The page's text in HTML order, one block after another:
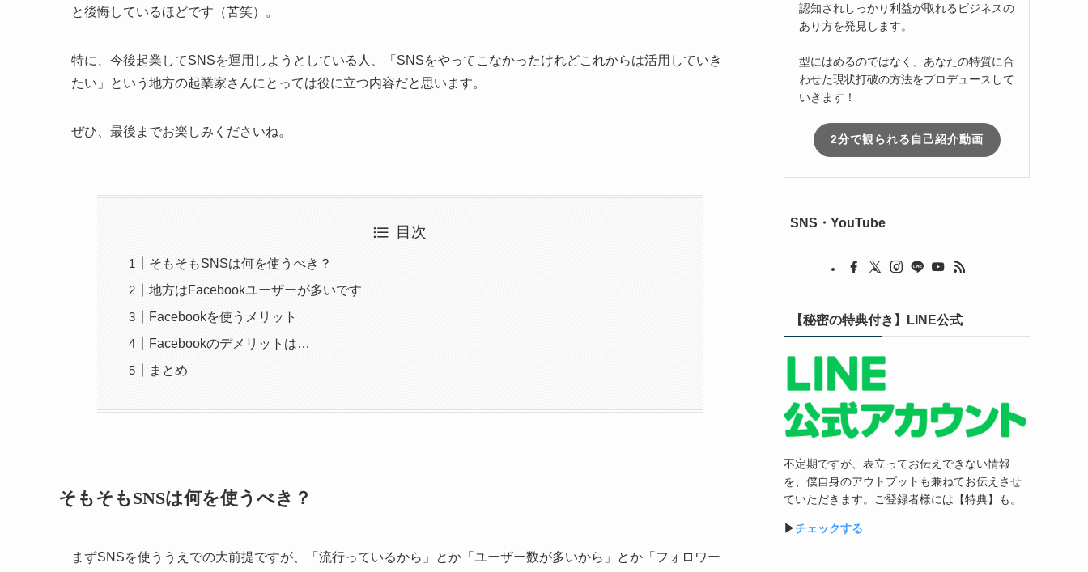
と後悔しているほどです（苦笑）。
特に、今後起業してSNSを運用しようとしている人、「SNSをやってこなかったけれどこれからは活用していき
たい」という地方の起業家さんにとっては役に立つ内容だと思います。
ぜひ、最後までお楽しみくださいね。
目次
そもそもSNSは何を使うべき？
地方はFacebookユーザーが多いです
Facebookを使うメリット
Facebookのデメリットは…
まとめ
そもそもSNSは何を使うべき？
まずSNSを使ううえでの大前提ですが、「流行っているから」とか「ユーザー数が多いから」とか「フォロワー
認知されしっかり利益が取れるビジネスの
あり方を発見します。
型にはめるのではなく、あなたの特質に合
わせた現状打破の方法をプロデュースして
いきます！
2分で観られる自己紹介動画
SNS・YouTube
【秘密の特典付き】LINE公式
不定期ですが、表立ってお伝えできない情報
を、僕自身のアウトプットも兼ねてお伝えさせ
ていただきます。ご登録者様には【特典】も。
▶︎チェックする